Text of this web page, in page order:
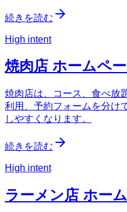
続きを読む
High intent
焼肉店 ホームペ
焼肉店は、コース、食べ放
利用、予約フォームを分け
しやすくなります。
続きを読む
High intent
ラーメン店 ホー